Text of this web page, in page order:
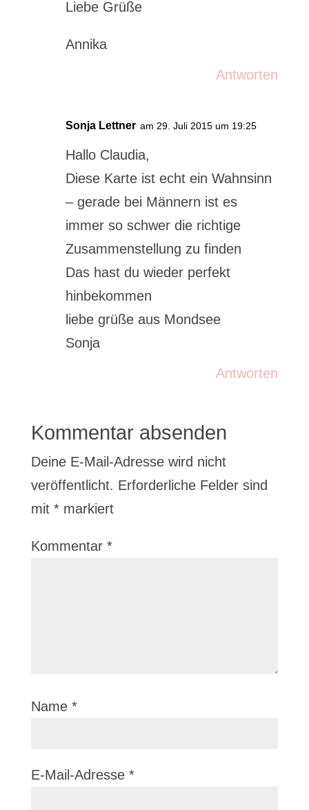
Liebe Grüße
Annika
Antworten
Sonja Lettner am 29. Juli 2015 um 19:25
Hallo Claudia,
Diese Karte ist echt ein Wahnsinn
– gerade bei Männern ist es
immer so schwer die richtige
Zusammenstellung zu finden
Das hast du wieder perfekt
hinbekommen
liebe grüße aus Mondsee
Sonja
Antworten
Kommentar absenden
Deine E-Mail-Adresse wird nicht
veröffentlicht. Erforderliche Felder sind
mit *markiert
Kommentar *
Name *
E-Mail-Adresse *